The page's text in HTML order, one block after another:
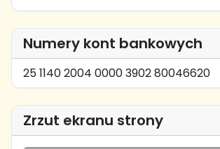
Numery kont bankowych
25 1140 2004 0000 3902 80046620
Zrzut ekranu strony